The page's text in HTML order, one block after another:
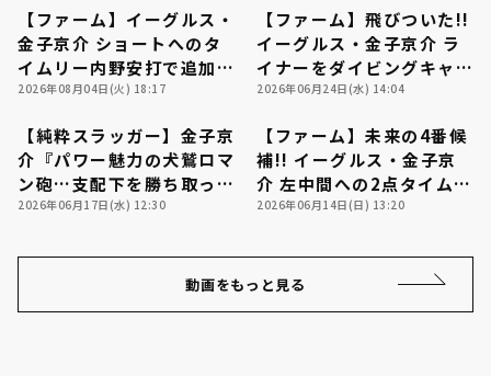
（別ウィンドウで開く） よくある質問
00:30
【ファーム】イーグルス・
金子京介 ショートへのタ
イムリー内野安打で追加
点!! 2026年8月4日 東北
対 福岡ソフトバンクホー
クス
2026年08月04日(火) 18:17
00:31
【ファーム】飛びついた!!
イーグルス・金子京介 ラ
イナーをダイビングキャッ
チする好プレー!! 2026年
デンイーグルス 対 ハヤテ
ベンチャーズ静岡
2026年06月24日(水) 14:04
08:15
【純粋スラッガー】金子京
介『パワー魅力の犬鷲ロマ
ン砲…支配下を勝ち取った
規格外の豪快スイング!!』
2026年06月17日(水) 12:30
00:49
【ファーム】未来の4番候
補!! イーグルス・金子京
介 左中間への2点タイムリ
ー2ベースヒットを放つ!!
ゴールデンイーグルス 対
横浜DeNAベイスターズ
2026年06月14日(日) 13:20
動画をもっと見る